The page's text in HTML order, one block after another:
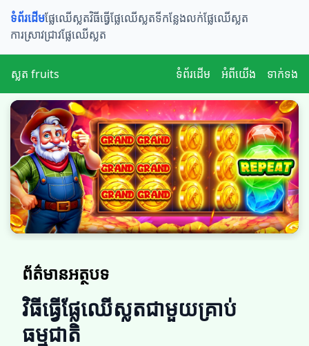
ទំព័រដើមផ្លែឈើស្លត​​វិធីធ្វើផ្លែឈើស្លតទីកន្លែងលក់ផ្លែឈើស្លត
ការស្រាវជ្រាវផ្លែឈើស្លត
ស្លត fruits ទំព័រដើម អំពីយើង ទាក់ទង
ព័ត៌មានអត្ថបទ
វិធីធ្វើផ្លែឈើស្លតជាមួយគ្រាប់
ធម្មជាតិ